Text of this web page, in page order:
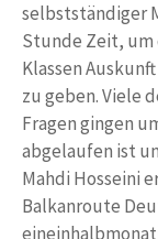
selbstständiger
Stunde Zeit, um
Klassen
zu geben. Viele
Fragen gingen
abgelaufen ist
Mahdi Hosseini
Balkanroute